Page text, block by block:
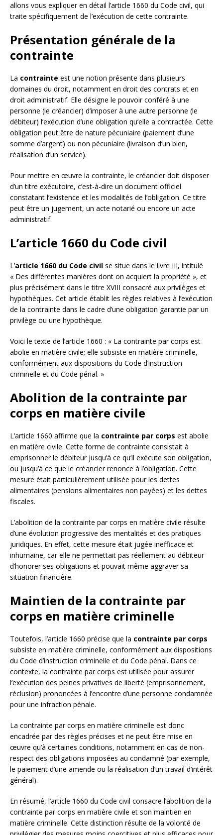
allons vous expliquer en détail l’article 1660 du Code civil, qui
traite spécifiquement de l’exécution de cette contrainte.
Présentation générale de la
contrainte
La contrainte est une notion présente dans plusieurs
domaines du droit, notamment en droit des contrats et en
droit administratif. Elle désigne le pouvoir conféré à une
personne (le créancier) d’imposer à une autre personne (le
débiteur) l’exécution d’une obligation qu’elle a contractée. Cette
obligation peut être de nature pécuniaire (paiement d’une
somme d’argent) ou non pécuniaire (livraison d’un bien,
réalisation d’un service).
Pour mettre en œuvre la contrainte, le créancier doit disposer
d’un titre exécutoire, c’est-à-dire un document officiel
constatant l’existence et les modalités de l’obligation. Ce titre
peut être un jugement, un acte notarié ou encore un acte
administratif.
L’article 1660 du Code civil
L’article 1660 du Code civil se situe dans le livre III, intitulé
« Des différentes manières dont on acquiert la propriété », et
plus précisément dans le titre XVIII consacré aux privilèges et
hypothèques. Cet article établit les règles relatives à l’exécution
de la contrainte dans le cadre d’une obligation garantie par un
privilège ou une hypothèque.
Voici le texte de l’article 1660 : « La contrainte par corps est
abolie en matière civile; elle subsiste en matière criminelle,
conformément aux dispositions du Code d’instruction
criminelle et du Code pénal. »
Abolition de la contrainte par
corps en matière civile
L’article 1660 affirme que la contrainte par corps est abolie
en matière civile. Cette forme de contrainte consistait à
emprisonner le débiteur jusqu’à ce qu’il exécute son obligation,
ou jusqu’à ce que le créancier renonce à l’obligation. Cette
mesure était particulièrement utilisée pour les dettes
alimentaires (pensions alimentaires non payées) et les dettes
fiscales.
L’abolition de la contrainte par corps en matière civile résulte
d’une évolution progressive des mentalités et des pratiques
juridiques. En effet, cette mesure était jugée inefficace et
inhumaine, car elle ne permettait pas réellement au débiteur
d’honorer ses obligations et pouvait même aggraver sa
situation financière.
Maintien de la contrainte par
corps en matière criminelle
Toutefois, l’article 1660 précise que la contrainte par corps
subsiste en matière criminelle, conformément aux dispositions
du Code d’instruction criminelle et du Code pénal. Dans ce
contexte, la contrainte par corps est utilisée pour assurer
l’exécution des peines privatives de liberté (emprisonnement,
réclusion) prononcées à l’encontre d’une personne condamnée
pour une infraction pénale.
La contrainte par corps en matière criminelle est donc
encadrée par des règles précises et ne peut être mise en
œuvre qu’à certaines conditions, notamment en cas de non-
respect des obligations imposées au condamné (par exemple,
le paiement d’une amende ou la réalisation d’un travail d’intérêt
général).
En résumé, l’article 1660 du Code civil consacre l’abolition de la
contrainte par corps en matière civile et son maintien en
matière criminelle. Cette distinction résulte de la volonté de